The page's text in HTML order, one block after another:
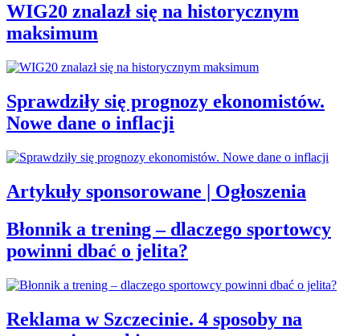
WIG20 znalazł się na historycznym
maksimum
Sprawdziły się prognozy ekonomistów.
Nowe dane o inflacji
Artykuły sponsorowane | Ogłoszenia
Błonnik a trening – dlaczego sportowcy
powinni dbać o jelita?
Reklama w Szczecinie. 4 sposoby na